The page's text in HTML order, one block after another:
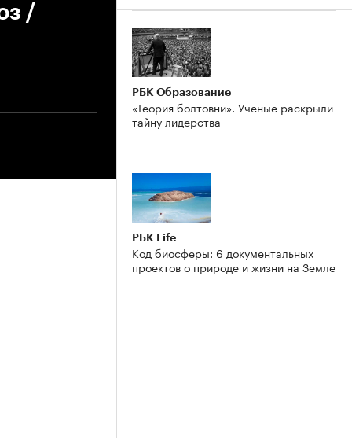
/
РБК Образование
«Теория болтовни». Ученые раскрыли
тайну лидерства
РБК Life
Код биосферы: 6 документальных
проектов о природе и жизни на Земле